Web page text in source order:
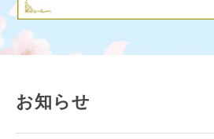
お知らせ